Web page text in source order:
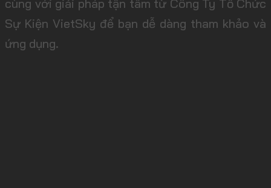
cùng với giải pháp tận tâm từ Công Ty Tổ Chức
Sự Kiện VietSky để bạn dễ dàng tham khảo và
ứng dụng.